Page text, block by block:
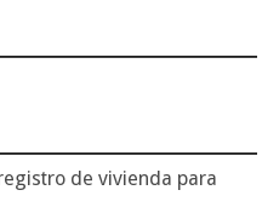
de vivienda para